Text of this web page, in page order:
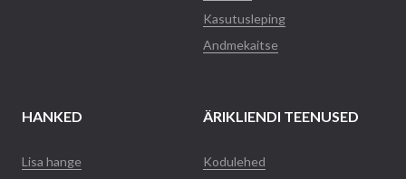
Kasutusleping
Andmekaitse
HANKED
Lisa hange
ÄRIKLIENDI TEENUSED
Kodulehed